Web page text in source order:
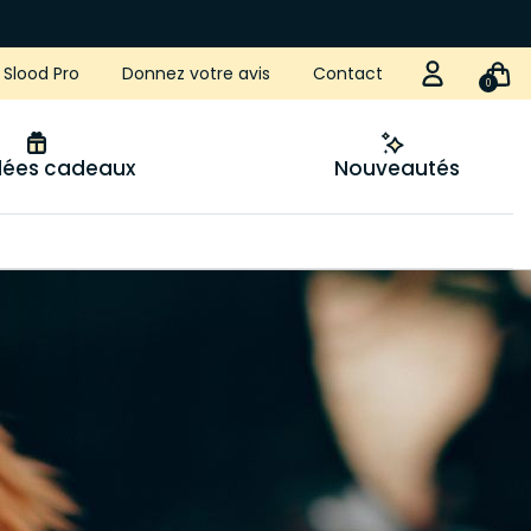
Slood Pro Donnez votre avis Contact 0
cadeaux Nouveautés